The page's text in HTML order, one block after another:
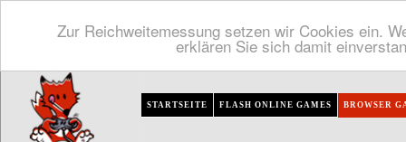
Zur Reichweitemessung setzen wir Cookies ein.
erklären Sie sich damit
STARTSEITE FLASH ONLINE GAMES BROWSER